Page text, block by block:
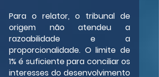
Para o relator, o tribunal de
origem não atendeu a
razoabilidade e a
proporcionalidade. O limite de
1% é suficiente para conciliar os
interesses do desenvolvimento